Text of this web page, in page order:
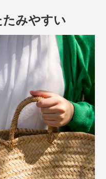
性もバッチリ。
されており、撥水度試験
態でも、軽く振るだけ
乾燥の時間も短くなりま
みやすい